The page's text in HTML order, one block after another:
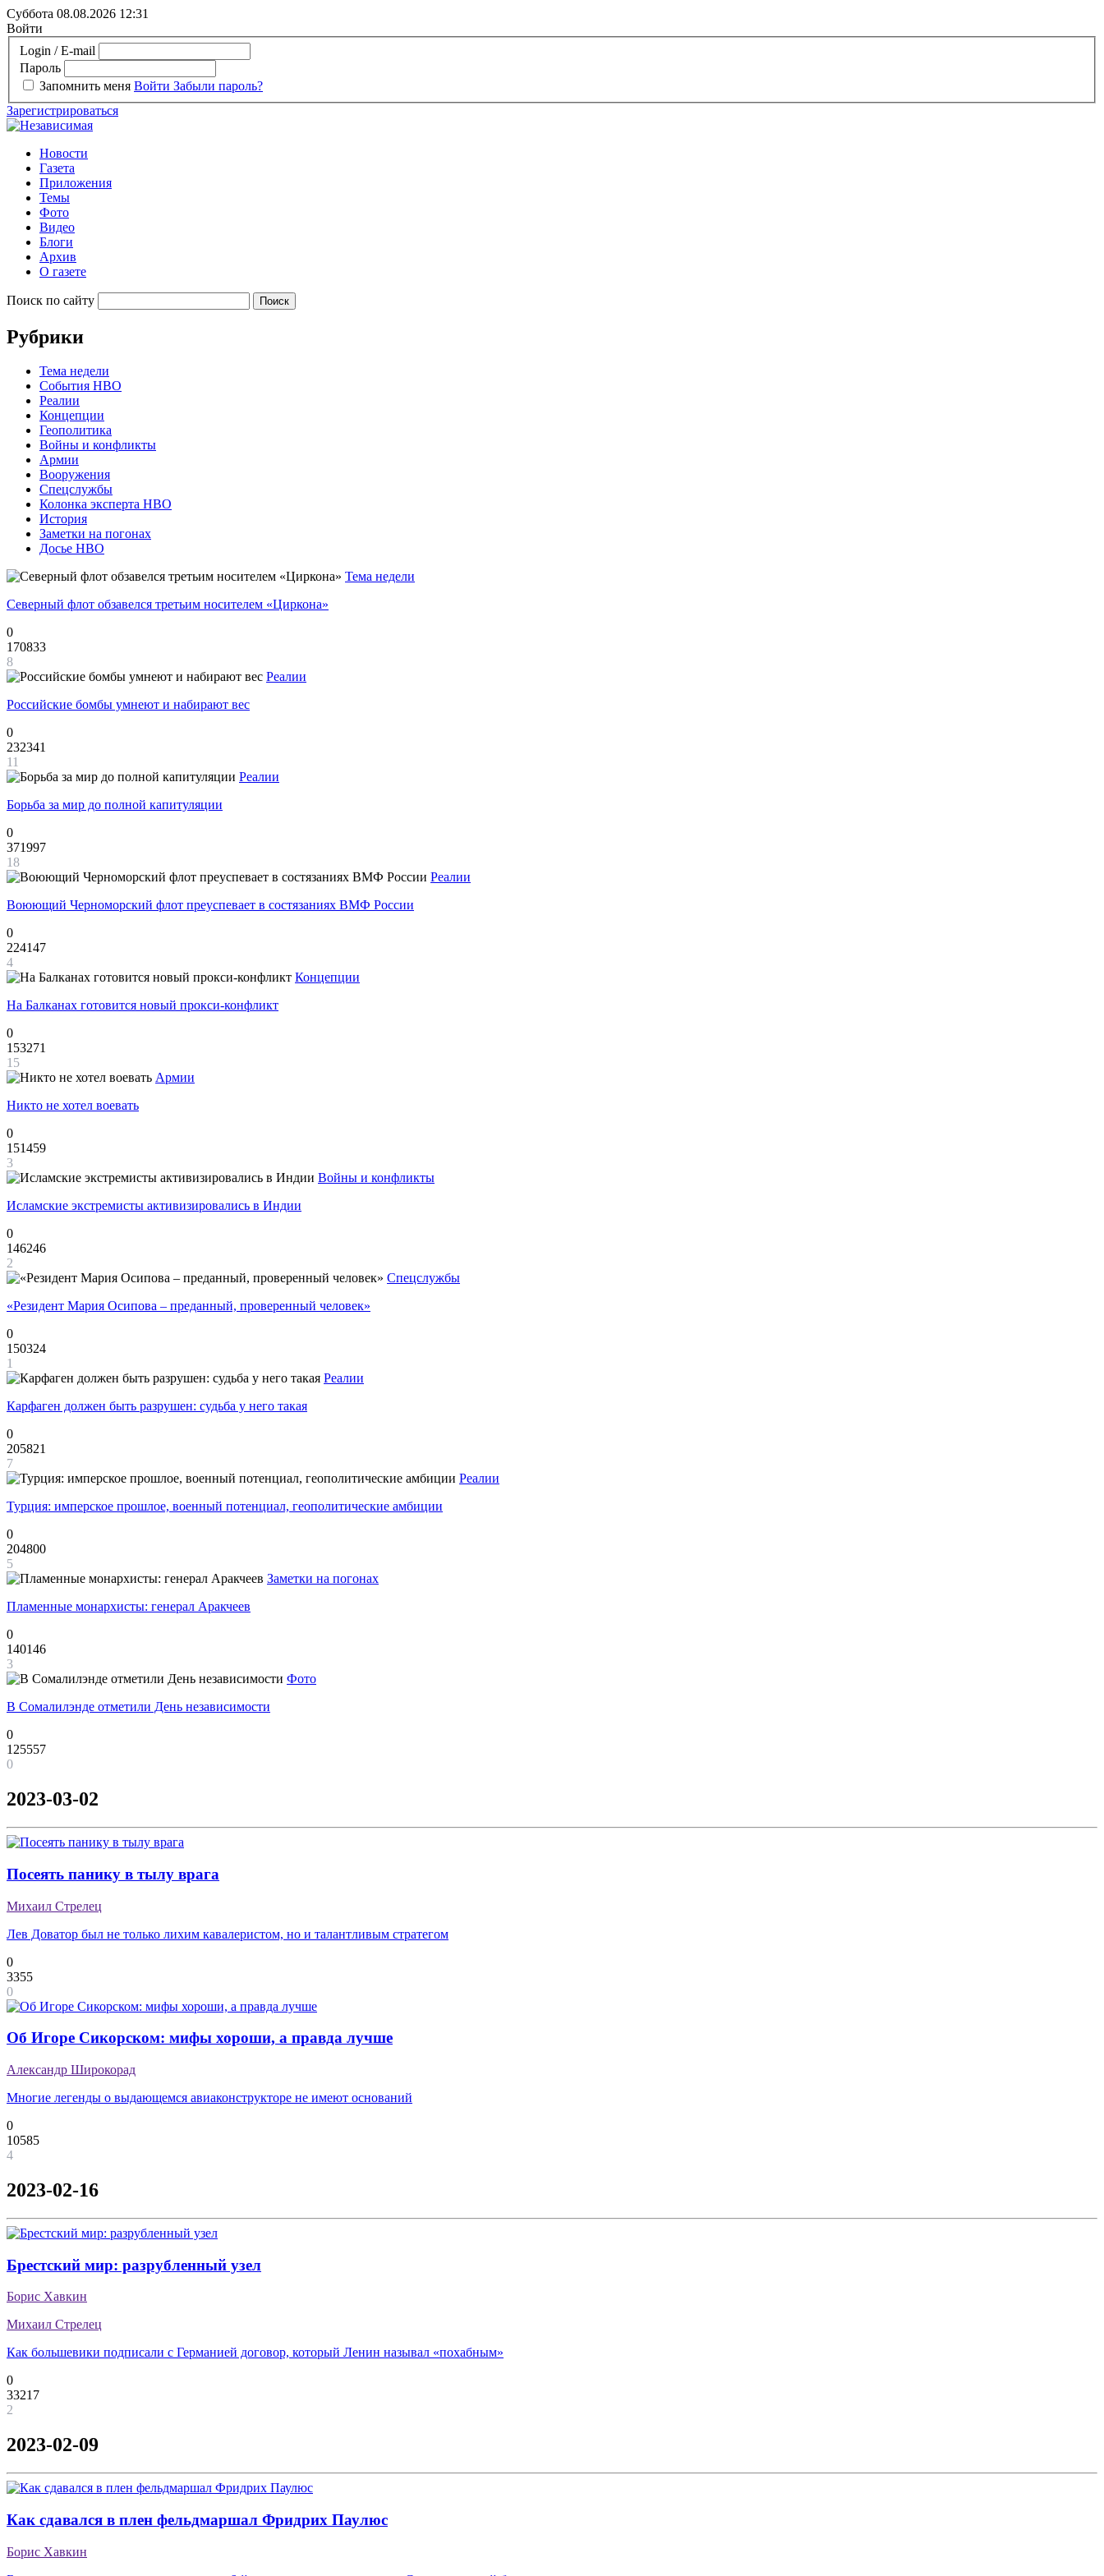
Суббота 08.08.2026 12:31
Войти
Login / E-mail
Пароль
Запомнить меня Войти Забыли пароль?
Зарегистрироваться
Новости
Газета
Приложения
Темы
Фото
Видео
Блоги
Архив
О газете
Поиск по сайту
Рубрики
Тема недели
События НВО
Реалии
Концепции
Геополитика
Войны и конфликты
Армии
Вооружения
Спецслужбы
Колонка эксперта НВО
История
Заметки на погонах
Досье НВО
Тема недели
Северный флот обзавелся третьим носителем «Циркона»
0
170833
8
Реалии
Российские бомбы умнеют и набирают вес
0
232341
11
Реалии
Борьба за мир до полной капитуляции
0
371997
18
Реалии
Воюющий Черноморский флот преуспевает в состязаниях ВМФ России
0
224147
4
Концепции
На Балканах готовится новый прокси-конфликт
0
153271
15
Армии
Никто не хотел воевать
0
151459
3
Войны и конфликты
Исламские экстремисты активизировались в Индии
0
146246
2
Спецслужбы
«Резидент Мария Осипова – преданный, проверенный человек»
0
150324
1
Реалии
Карфаген должен быть разрушен: судьба у него такая
0
205821
7
Реалии
Турция: имперское прошлое, военный потенциал, геополитические амбиции
0
204800
5
Заметки на погонах
Пламенные монархисты: генерал Аракчеев
0
140146
3
Фото
В Сомалилэнде отметили День независимости
0
125557
0
2023-03-02
Посеять панику в тылу врага
Михаил Стрелец
Лев Доватор был не только лихим кавалеристом, но и талантливым стратегом
0
3355
0
Об Игоре Сикорском: мифы хороши, а правда лучше
Александр Широкорад
Многие легенды о выдающемся авиаконструкторе не имеют оснований
0
10585
4
2023-02-16
Брестский мир: разрубленный узел
Борис Хавкин
Михаил Стрелец
Как большевики подписали с Германией договор, который Ленин называл «похабным»
0
33217
2
2023-02-09
Как сдавался в плен фельдмаршал Фридрих Паулюс
Борис Хавкин